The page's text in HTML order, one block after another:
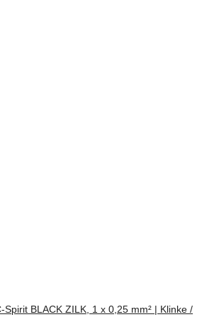
BLACK ZILK, 1 x 0,25 mm² | Klinke /